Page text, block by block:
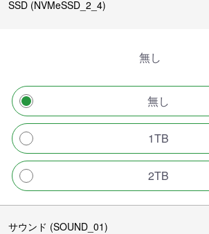
SSD (NVMeSSD_2_4)
無し
無し
1TB
2TB
サウンド (SOUND_01)